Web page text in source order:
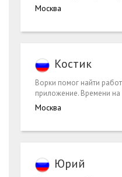
Москва
Костик
Ворки помог найти
приложение. Времени на
Москва
Юрий